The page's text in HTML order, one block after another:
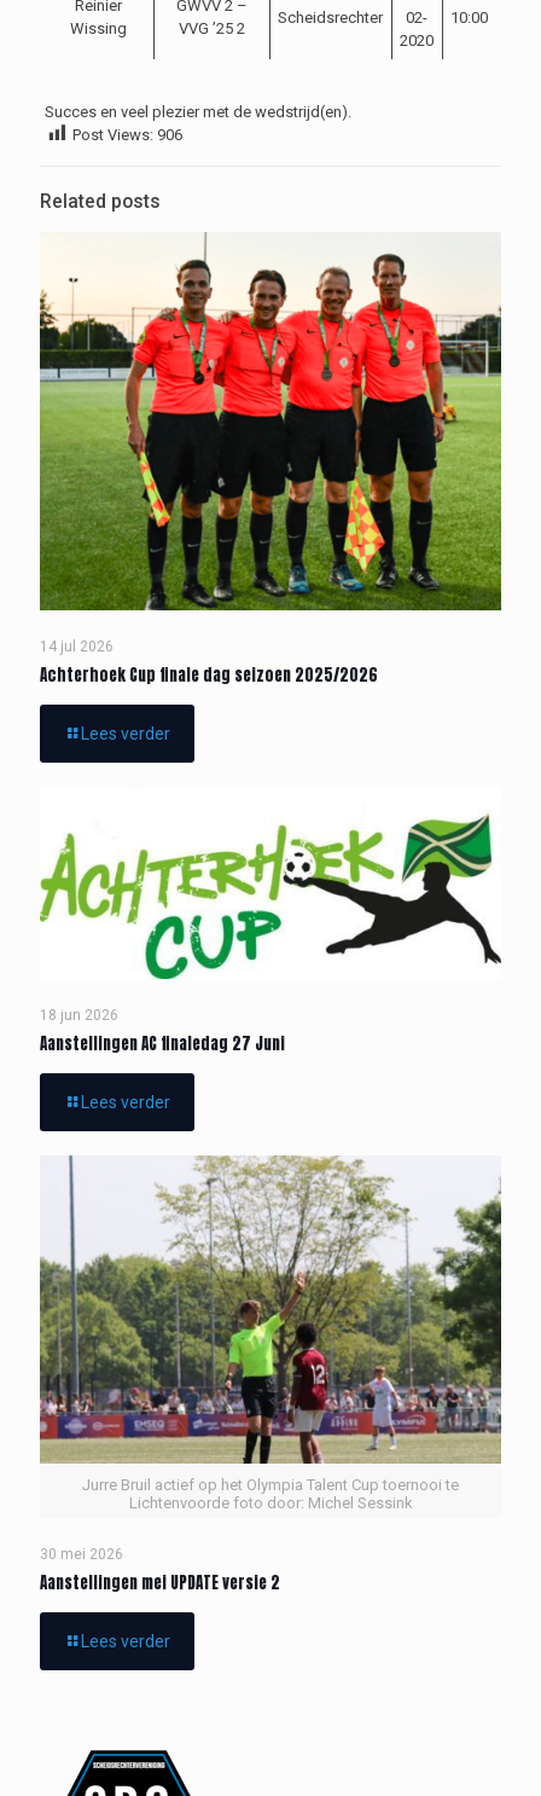
Reinier
Wissing
GWVV 2 –
VVG ’25 2
Scheidsrechter
02-
2020
10:00
Succes en veel plezier met de wedstrijd(en).
Post Views: 906
Related posts
14 jul 2026
Achterhoek Cup finale dag seizoen 2025/2026
Lees verder
18 jun 2026
Aanstellingen AC finaledag 27 Juni
Lees verder
Jurre Bruil actief op het Olympia Talent Cup toernooi te
Lichtenvoorde foto door: Michel Sessink
30 mei 2026
Aanstellingen mei UPDATE versie 2
Lees verder